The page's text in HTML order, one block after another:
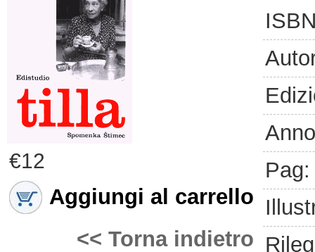
€12
Aggiungi al carrello
<< Torna indietro
Pag: